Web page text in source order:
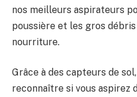
nos meilleurs aspirateurs
poussière et les gros
nourriture.
Grâce à des capteurs de
reconnaître si vous aspirez